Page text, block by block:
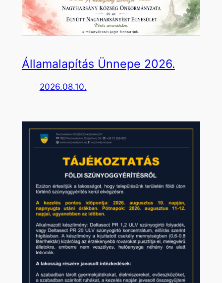
Államalapítás Ünnepe 2026.
2026.08.10.